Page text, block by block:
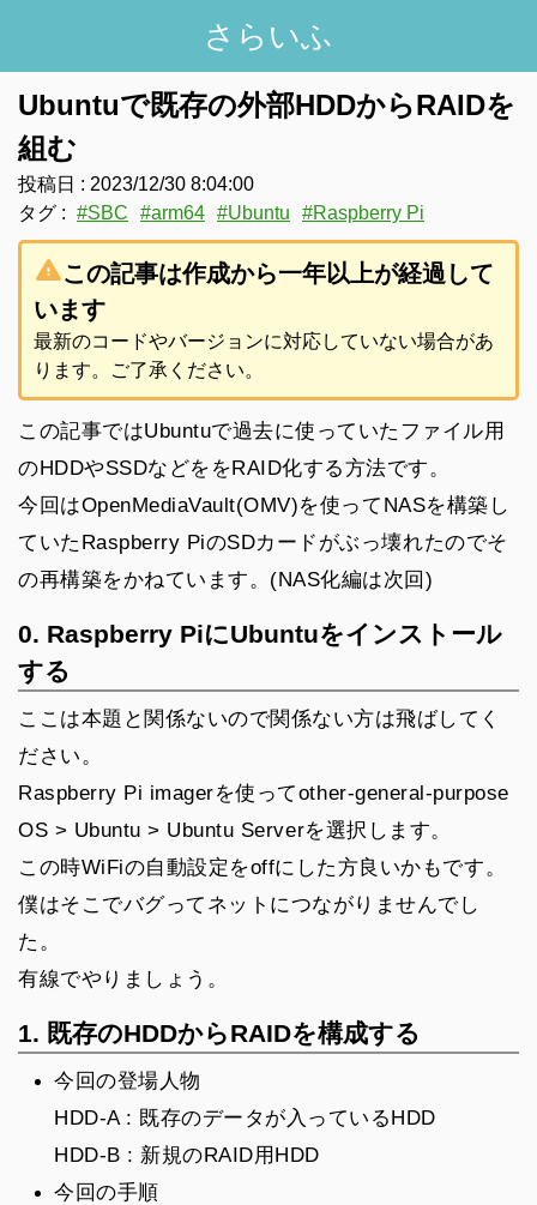
さらいふ
Ubuntuで既存の外部HDDからRAIDを
組む
投稿日 : 2023/12/30 8:04:00
タグ : #SBC #arm64 #Ubuntu #Raspberry Pi
warningこの記事は作成から一年以上が経過して
います
最新のコードやバージョンに対応していない場合があ
ります。ご了承ください。
この記事ではUbuntuで過去に使っていたファイル用
のHDDやSSDなどををRAID化する方法です。
今回はOpenMediaVault(OMV)を使ってNASを構築し
ていたRaspberry PiのSDカードがぶっ壊れたのでそ
の再構築をかねています。(NAS化編は次回)
0. Raspberry PiにUbuntuをインストール
する
ここは本題と関係ないので関係ない方は飛ばしてく
ださい。
Raspberry Pi imagerを使ってother-general-purpose
OS > Ubuntu > Ubuntu Serverを選択します。
この時WiFiの自動設定をoffにした方良いかもです。
僕はそこでバグってネットにつながりませんでし
た。
有線でやりましょう。
1. 既存のHDDからRAIDを構成する
今回の登場人物
HDD-A : 既存のデータが入っているHDD
HDD-B : 新規のRAID用HDD
今回の手順